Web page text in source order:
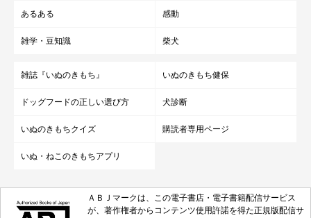
あるある 感動
雑学・豆知識 柴犬
雑誌『いぬのきもち』 いぬのきもち健保
ドッグフードの正しい選び方 犬診断
いぬのきもちクイズ 購読者専用ページ
いぬ・ねこのきもちアプリ
ＡＢＪマークは、この電子書店・電子書籍配信サービス
が、著作権者からコンテンツ使用許諾を得た正規版配信サ